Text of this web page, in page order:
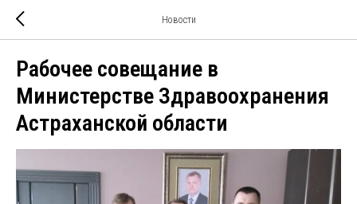
Новости
Рабочее совещание в
Министерстве Здравоохранения
Астраханской области